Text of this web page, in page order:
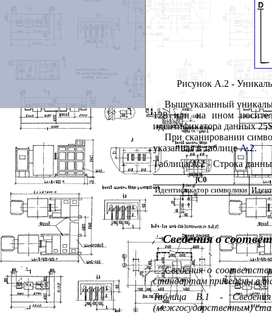
Рисунок А.2 -
Вышеуказанный
128 или на ином
идентификатора данных 25
При сканировании
указанная в таблицеА.2.
Таблица А.2 - Строка
]C0
Идентификатор символики
Сведения о
Сведения о
стандартам приведены в
Таблица В.1 -
(межгосударственным)